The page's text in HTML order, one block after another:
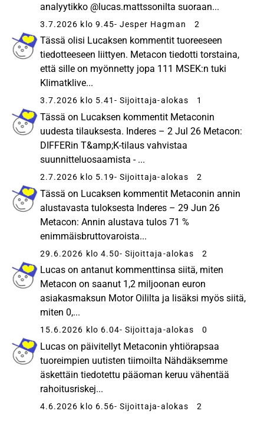
analyytikko @lucas.mattssonilta suoraan...
3.7.2026 klo 9.45- Jesper Hagman 2
Tässä olisi Lucaksen kommentit tuoreeseen
tiedotteeseen liittyen. Metacon tiedotti torstaina,
että sille on myönnetty jopa 111 MSEK:n tuki
Klimatklive...
3.7.2026 klo 5.41 - Sijoittaja-alokas 1
Tässä on Lucaksen kommentit Metaconin
uudesta tilauksesta. Inderes – 2 Jul 26 Metacon:
DIFFERin T&amp;K-tilaus vahvistaa
suunnitteluosaamista - ...
2.7.2026 klo 5.19- Sijoittaja-alokas 2
Tässä on Lucaksen kommentit Metaconin annin
alustavasta tuloksesta Inderes – 29 Jun 26
Metacon: Annin alustava tulos 71 %
enimmäisbruttovaroista...
29.6.2026 klo 4.50- Sijoittaja-alokas 2
Lucas on antanut kommenttinsa siitä, miten
Metacon on saanut 1,2 miljoonan euron
asiakasmaksun Motor Oililta ja lisäksi myös siitä,
miten 0,...
15.6.2026 klo 6.04- Sijoittaja-alokas 0
Lucas on päivitellyt Metaconin yhtiörapsaa
tuoreimpien uutisten tiimoilta Nähdäksemme
äskettäin tiedotettu pääoman keruu vähentää
rahoitusriskej...
4.6.2026 klo 6.56- Sijoittaja-alokas 2